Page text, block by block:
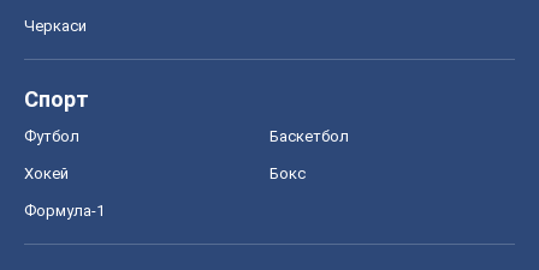
Черкаси
Спорт
Футбол Баскетбол
Хокей Бокс
Формула-1